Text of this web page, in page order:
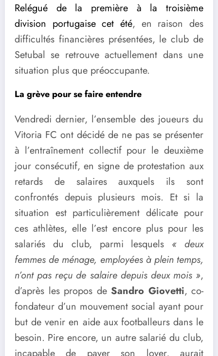
Relégué de la première à la troisième
division portugaise cet été, en raison des
difficultés financières présentées, le club de
Setubal se retrouve actuellement dans une
situation plus que préoccupante.
La grève pour se faire entendre
Vendredi dernier, l’ensemble des joueurs du
Vitoria FC ont décidé de ne pas se présenter
à l’entraînement collectif pour le deuxième
jour consécutif, en signe de protestation aux
retards de salaires auxquels ils sont
confrontés depuis plusieurs mois. Et si la
situation est particulièrement délicate pour
ces athlètes, elle l’est encore plus pour les
salariés du club, parmi lesquels « deux
femmes de ménage, employées à plein temps,
n’ont pas reçu de salaire depuis deux mois »,
d’après les propos de Sandro Giovetti, co-
fondateur d’un mouvement social ayant pour
but de venir en aide aux footballeurs dans le
besoin. Pire encore, un autre salarié du club,